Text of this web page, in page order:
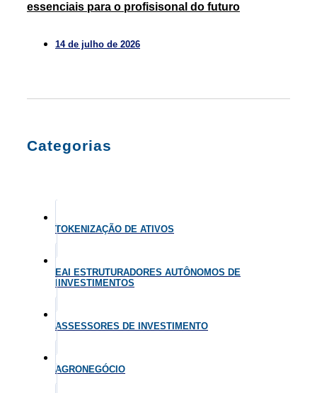
essenciais para o profisisonal do futuro
14 de julho de 2026
Categorias
TOKENIZAÇÃO DE ATIVOS
EAI ESTRUTURADORES AUTÔNOMOS DE
IINVESTIMENTOS
ASSESSORES DE INVESTIMENTO
AGRONEGÓCIO